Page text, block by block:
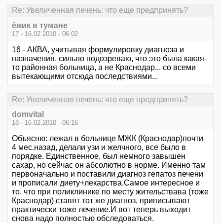
Re: Увеличенная печень: что еще предпринять?
ёжик в тумане
17 - 16.02.2010 - 06:02
16 - АКВА, учитывая формулировку диагноза и
назначения, сильно подозреваю, что это была какая-
то районная больница, а не Краснодар... со всеми
вытекающими отсюда последствиями...
Re: Увеличенная печень: что еще предпринять?
domvital
18 - 16.02.2010 - 06:16
Объясню: лежал в больнице МЖК (Краснодар)почти
4 мес.назад, делали узи и желчного, все было в
порядке. Единственное, был немного завышен
сахар, но сейчас он абсолютно в норме. Именно там
первоначально и поставили диагноз гепатоз печени
и прописали диету+лекарства.Самое интересное и
то, что при поликлинике по месту жительствава (тоже
Краснодар) ставят тот же диагноз, приписывают
практически тоже лечение.И вот теперь выходит
снова надо полностью обследоваться.